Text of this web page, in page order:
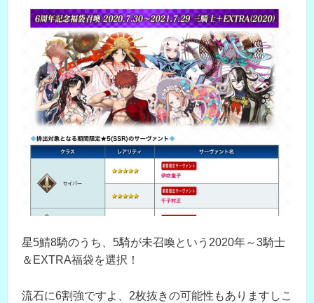
星5鯖8騎のうち、5騎が未召喚という2020年～3騎士
＆EXTRA福袋を選択！
流石に6割強ですよ、2枚抜きの可能性もありますしこ